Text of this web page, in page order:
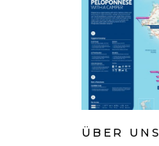
ÜBER UNS